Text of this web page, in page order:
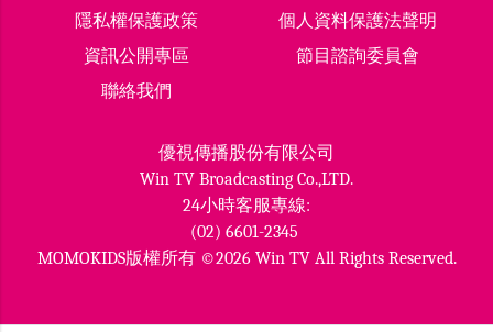
隱私權保護政策
個人資料保護法聲明
資訊公開專區
節目諮詢委員會
聯絡我們
優視傳播股份有限公司
Win TV Broadcasting Co.,LTD.
24小時客服專線:
(02) 6601-2345
MOMOKIDS版權所有 ©2026 Win TV All Rights Reserved.